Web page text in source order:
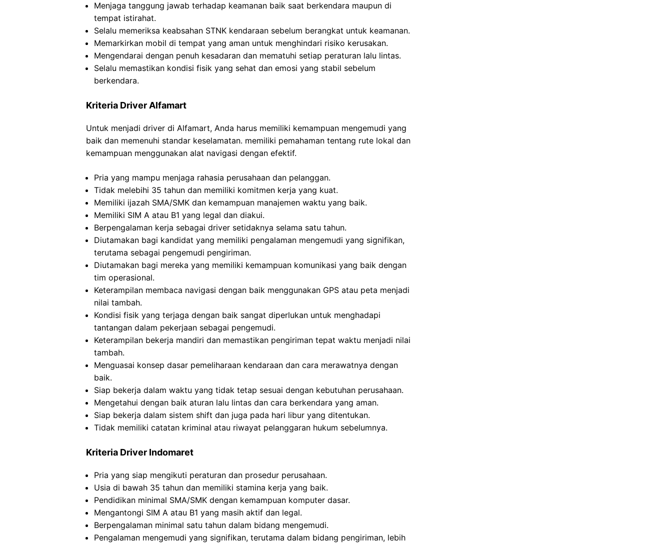
Menjaga tanggung jawab terhadap keamanan baik saat berkendara maupun di
tempat istirahat.
Selalu memeriksa keabsahan STNK kendaraan sebelum berangkat untuk keamanan.
Memarkirkan mobil di tempat yang aman untuk menghindari risiko kerusakan.
Mengendarai dengan penuh kesadaran dan mematuhi setiap peraturan lalu lintas.
Selalu memastikan kondisi fisik yang sehat dan emosi yang stabil sebelum
berkendara.
Kriteria Driver Alfamart
Untuk menjadi driver di Alfamart, Anda harus memiliki kemampuan mengemudi yang
baik dan memenuhi standar keselamatan. memiliki pemahaman tentang rute lokal dan
kemampuan menggunakan alat navigasi dengan efektif.
Pria yang mampu menjaga rahasia perusahaan dan pelanggan.
Tidak melebihi 35 tahun dan memiliki komitmen kerja yang kuat.
Memiliki ijazah SMA/SMK dan kemampuan manajemen waktu yang baik.
Memiliki SIM A atau B1 yang legal dan diakui.
Berpengalaman kerja sebagai driver setidaknya selama satu tahun.
Diutamakan bagi kandidat yang memiliki pengalaman mengemudi yang signifikan,
terutama sebagai pengemudi pengiriman.
Diutamakan bagi mereka yang memiliki kemampuan komunikasi yang baik dengan
tim operasional.
Keterampilan membaca navigasi dengan baik menggunakan GPS atau peta menjadi
nilai tambah.
Kondisi fisik yang terjaga dengan baik sangat diperlukan untuk menghadapi
tantangan dalam pekerjaan sebagai pengemudi.
Keterampilan bekerja mandiri dan memastikan pengiriman tepat waktu menjadi nilai
tambah.
Menguasai konsep dasar pemeliharaan kendaraan dan cara merawatnya dengan
baik.
Siap bekerja dalam waktu yang tidak tetap sesuai dengan kebutuhan perusahaan.
Mengetahui dengan baik aturan lalu lintas dan cara berkendara yang aman.
Siap bekerja dalam sistem shift dan juga pada hari libur yang ditentukan.
Tidak memiliki catatan kriminal atau riwayat pelanggaran hukum sebelumnya.
Kriteria Driver Indomaret
Pria yang siap mengikuti peraturan dan prosedur perusahaan.
Usia di bawah 35 tahun dan memiliki stamina kerja yang baik.
Pendidikan minimal SMA/SMK dengan kemampuan komputer dasar.
Mengantongi SIM A atau B1 yang masih aktif dan legal.
Berpengalaman minimal satu tahun dalam bidang mengemudi.
Pengalaman mengemudi yang signifikan, terutama dalam bidang pengiriman, lebih